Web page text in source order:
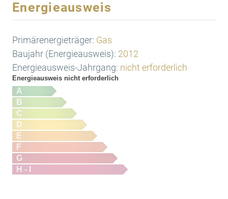
Energieausweis
Primärenergieträger: Gas
Baujahr (Energieausweis): 2012
Energieausweis-Jahrgang: nicht erforderlich
Energieausweis nicht erforderlich
A
B
C
D
E
F
G
H - I